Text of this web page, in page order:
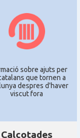
sobre ajuts per
que tornen a
despres d'haver
viscut fora
Calçotades